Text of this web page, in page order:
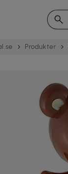
Produkter